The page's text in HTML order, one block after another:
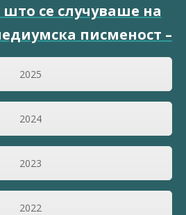
се случуваше на
писменост –
2025
2024
2023
2022